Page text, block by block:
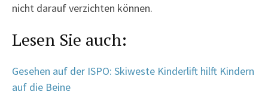
nicht darauf verzichten können.
Lesen Sie auch:
Gesehen auf der ISPO: Skiweste Kinderlift hilft Kindern
auf die Beine